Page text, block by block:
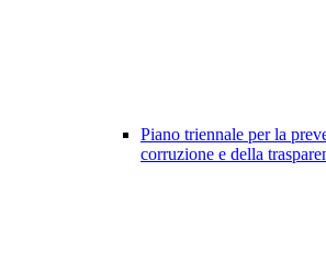
Piano triennale per la
corruzione e della